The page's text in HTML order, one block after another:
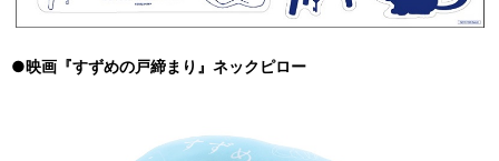
●映画『すずめの戸締まり』ネックピロー